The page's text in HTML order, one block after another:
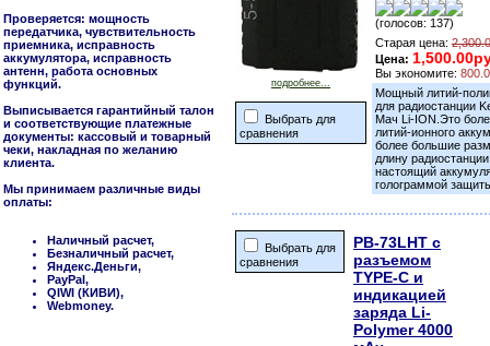
Проверяется: мощность
передатчика, чувствительность
приемника, исправность
аккумулятора, исправность
антенн, работа основных
функций.
Выписывается гарантийный талон
и соответствующие платежные
документы: кассовый и товарный
чеки, накладная по желанию
клиента.
Мы принимаем различные виды
оплаты:
Наличный расчет,
Безналичный расчет,
Яндекс.Деньги,
PayPal,
QIWI (КИВИ),
Webmoney.
подробнее...
Выбрать для
сравнения
(голосов: 137)
Старая цена:
Цена:
Вы экономите:
Мощный литий-
для радиостанции
Мач Li-ION.Это
литий-ионного
более большие
длину
настоящий
голограммой
Выбрать для
сравнения
PB-73LHT c
разъемом
TYPE-C и
индикацией
заряда Li-
Polymer 4000